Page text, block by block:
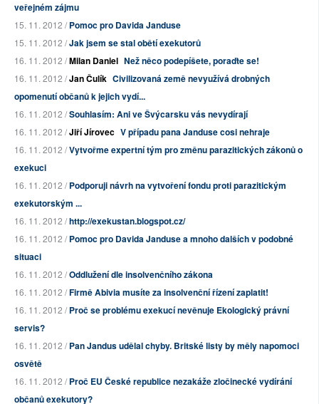
veřejném zájmu
15. 11. 2012 /Pomoc pro Davida Janduse
15. 11. 2012 /Jak jsem se stal obětí exekutorů
16. 11. 2012 /Milan Daniel Než něco podepíšete, poraďte se!
16. 11. 2012 /Jan Čulík Civilizovaná země nevyužívá drobných
opomenutí občanů k jejich vydí...
16. 11. 2012 /Souhlasím: Ani ve Švýcarsku vás nevydírají
16. 11. 2012 /Jiří Jírovec V případu pana Janduse cosi nehraje
16. 11. 2012 /Vytvořme expertní tým pro změnu parazitických zákonů o
exekuci
16. 11. 2012 /Podporuji návrh na vytvoření fondu proti parazitickým
exekutorským ...
16. 11. 2012 /http://exekustan.blogspot.cz/
16. 11. 2012 /Pomoc pro Davida Janduse a mnoho dalších v podobné
situaci
16. 11. 2012 /Oddlužení dle insolvenčního zákona
16. 11. 2012 /Firmě Abivia musíte za insolvenční řízení zaplatit!
16. 11. 2012 /Proč se problému exekucí nevěnuje Ekologický právní
servis?
16. 11. 2012 /Pan Jandus udělal chyby. Britské listy by měly napomoci
osvětě
16. 11. 2012 /Proč EU České republice nezakáže zločinecké vydírání
občanů exekutory?